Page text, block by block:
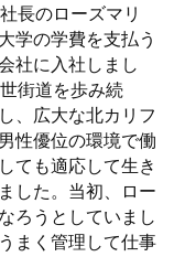
長のローズマリ
学の学費を支払う
社に入社しまし
街道を歩み続
、広大な北カリフ
性優位の環境で働
ても適応して生き
した。当初、ロー
ろうとしていまし
まく管理して仕事